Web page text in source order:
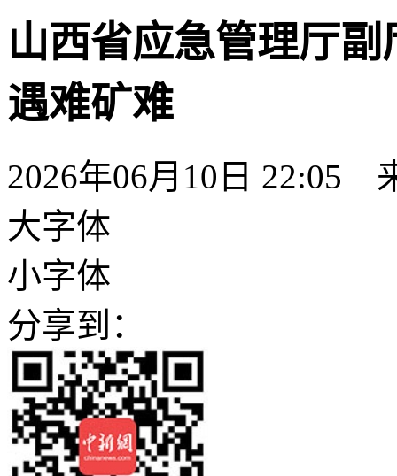
山西省应急管理厅
遇难矿难
2026年06月10日 22:05
大字体
小字体
分享到：